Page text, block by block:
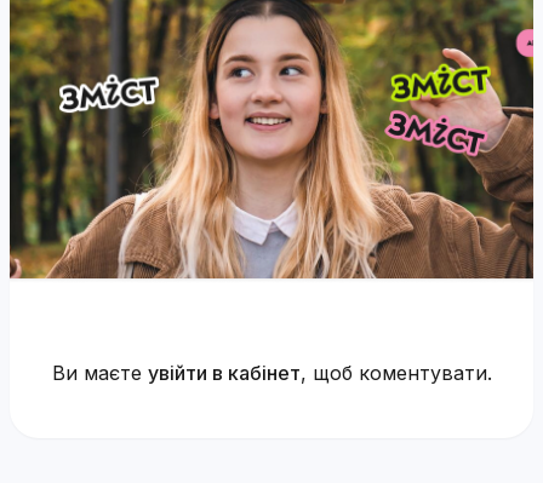
Ви маєте увійти в кабінет, щоб коментувати.